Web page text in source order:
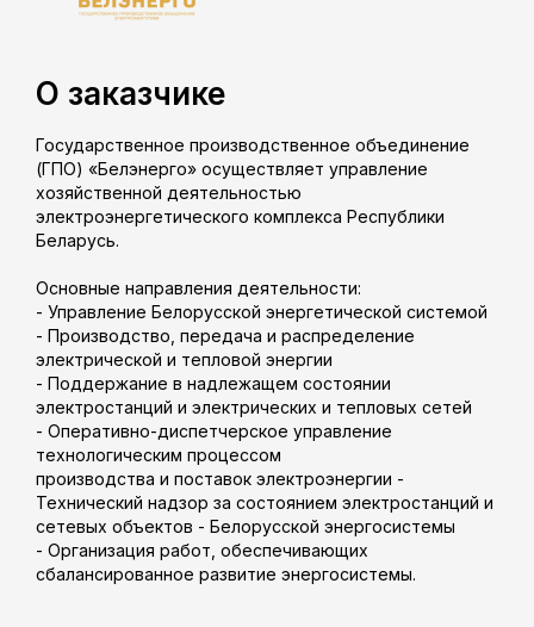
О заказчике
Государственное производственное объединение
(ГПО) «Белэнерго» осуществляет управление
хозяйственной деятельностью
электроэнергетического комплекса Республики
Беларусь.
Основные направления деятельности:
- Управление Белорусской энергетической системой
- Производство, передача и распределение
электрической и тепловой энергии
- Поддержание в надлежащем состоянии
электростанций и электрических и тепловых сетей
- Оперативно-диспетчерское управление
технологическим процессом
производства и поставок электроэнергии -
Технический надзор за состоянием электростанций и
сетевых объектов - Белорусской энергосистемы
- Организация работ, обеспечивающих
сбалансированное развитие энергосистемы.